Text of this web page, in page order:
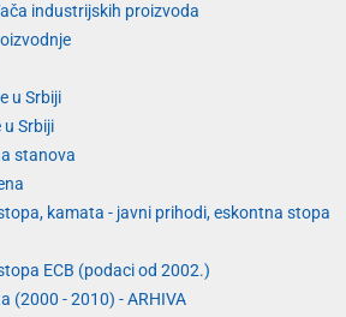
industrijskih proizvoda
u Srbiji
u Srbiji
stanova
kamata - javni prihodi, eskontna stopa
ECB (podaci od 2002.)
(2000 - 2010) - ARHIVA